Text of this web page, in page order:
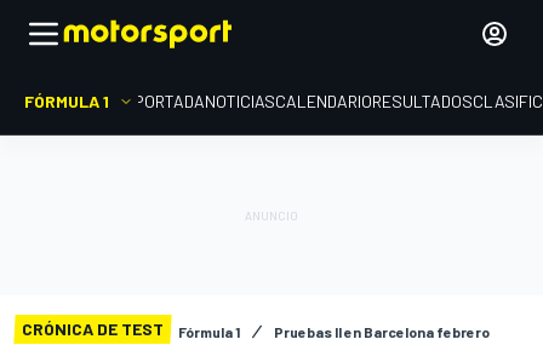
FÓRMULA 1 PORTADANOTICIASCALENDARIORESULTADOS
CRÓNICA DE TEST Fórmula 1 Pruebas II en Barcelona febrero